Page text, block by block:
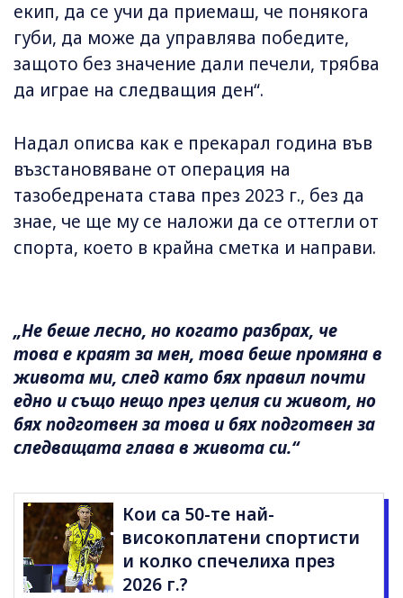
екип, да се учи да приемаш, че понякога
губи, да може да управлява победите,
защото без значение дали печели, трябва
да играе на следващия ден“.
Надал описва как е прекарал година във
възстановяване от операция на
тазобедрената става през 2023 г., без да
знае, че ще му се наложи да се оттегли от
спорта, което в крайна сметка и направи.
„Не беше лесно, но когато разбрах, че
това е краят за мен, това беше промяна в
живота ми, след като бях правил почти
едно и също нещо през целия си живот, но
бях подготвен за това и бях подготвен за
следващата глава в живота си.“
Кои са 50-те най-
високоплатени спортисти
и колко спечелиха през
2026 г.?